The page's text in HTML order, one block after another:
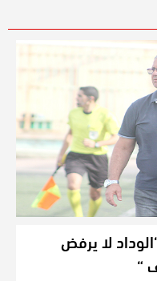
لا يرفض
“